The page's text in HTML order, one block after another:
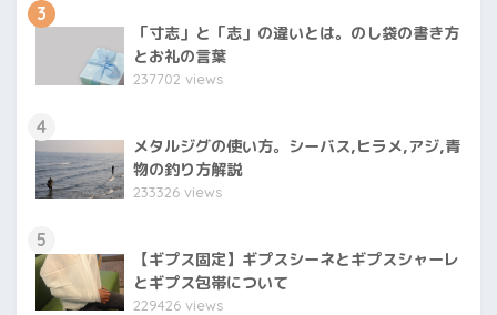
3
「寸志」と「志」の違いとは。のし袋の書き方
とお礼の言葉
237702 views
4
メタルジグの使い方。シーバス,ヒラメ,アジ,青
物の釣り方解説
233326 views
5
【ギプス固定】ギプスシーネとギプスシャーレ
とギプス包帯について
229426 views